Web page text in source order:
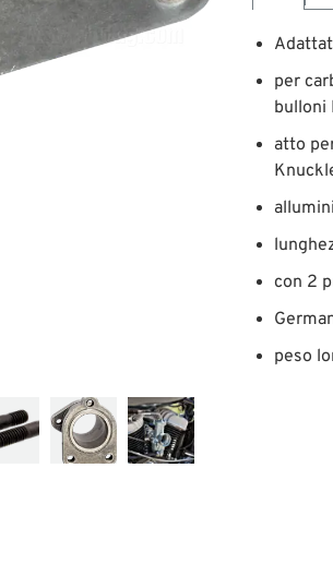
per
bulloni
atto
con 2
peso